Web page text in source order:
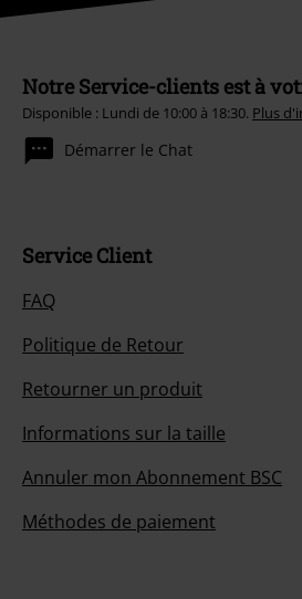
Notre Service-clients est à
Disponible : Lundi de 10:00 à 18:30. Plus
Démarrer le Chat
Service Client
FAQ
Politique de Retour
Retourner un produit
Informations sur la taille
Annuler mon Abonnement BSC
Méthodes de paiement